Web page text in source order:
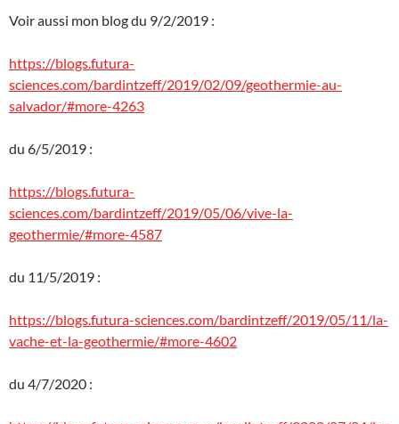
Voir aussi mon blog du 9/2/2019 :
https://blogs.futura-
sciences.com/bardintzeff/2019/02/09/geothermie-au-
salvador/#more-4263
du 6/5/2019 :
https://blogs.futura-
sciences.com/bardintzeff/2019/05/06/vive-la-
geothermie/#more-4587
du 11/5/2019 :
https://blogs.futura-sciences.com/bardintzeff/2019/05/11/la-
vache-et-la-geothermie/#more-4602
du 4/7/2020 :